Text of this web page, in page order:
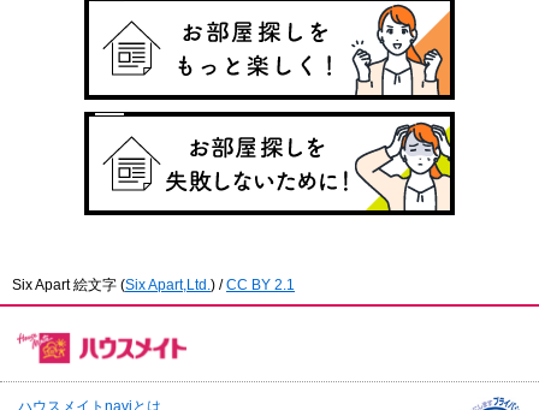
Six Apart 絵文字 (Six Apart,Ltd. ) /CC BY 2.1
ハウスメイトnaviとは